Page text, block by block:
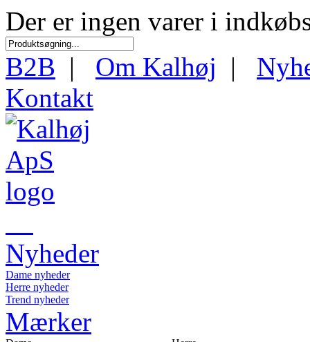
Der er ingen varer i
B2B | Om Kalhøj |
Kontakt
Nyheder
Dame nyheder
Herre nyheder
Trend nyheder
Mærker